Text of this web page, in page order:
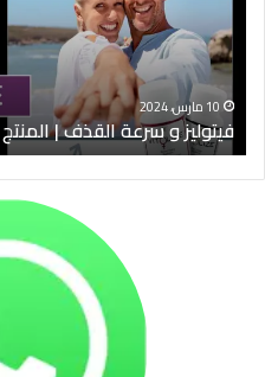
المنتج
الأصلي
10 مارس، 2024
فيتوليز و سرعة القذف |